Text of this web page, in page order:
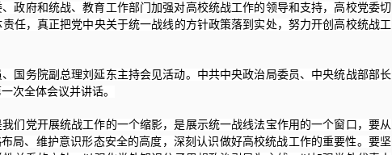
政府和统战、教育工作部门加强对高校统战工作的领导和支持，高校党委切
任，真正把党中央关于统一战线的方针政策落到实处，努力开创高校统战工
国务院副总理刘延东主持会见活动。中共中央政治局委员、中央统战部部长
次全体会议并讲话。
们党开展统战工作的一个缩影，是展示统一战线法宝作用的一个窗口，要从
局、维护意识形态安全的高度，深刻认识做好高校统战工作的重要性。要坚